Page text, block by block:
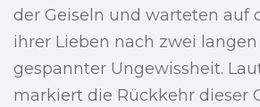
der Geiseln und warteten auf
ihrer Lieben nach zwei
gespannter Ungewissheit.
markiert die Rückkehr dieser